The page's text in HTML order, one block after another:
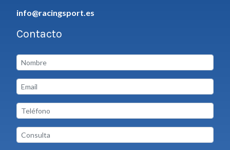
info@racingsport.es
Contacto